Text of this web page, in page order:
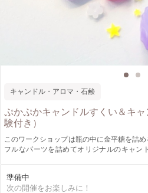
キャンドル・アロマ・石鹸
ぷかぷかキャンドルすくい＆キ
験付き）
このワークショップは瓶の中に金平糖を詰
フルなパーツを詰めてオリジナルのキャン
のでオリジナルのキャンドル作りを楽しめま
準備中
次の開催をお楽しみに！